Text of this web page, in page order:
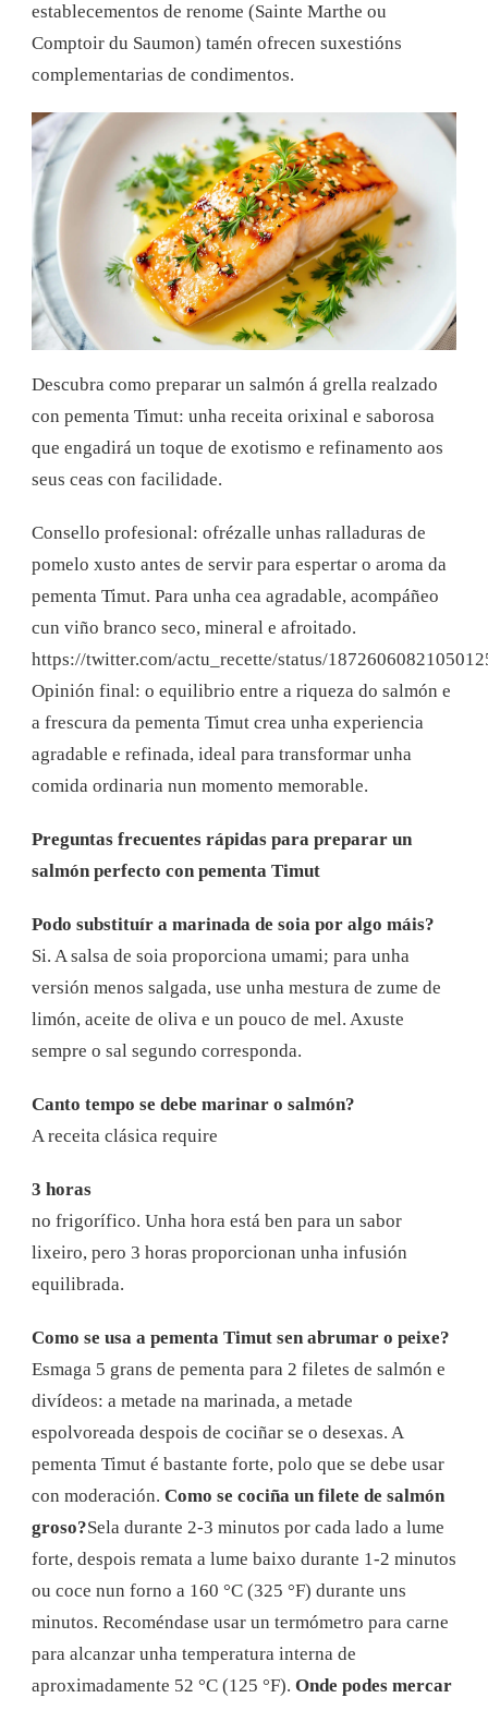
establecementos de renome (Sainte Marthe ou
Comptoir du Saumon) tamén ofrecen suxestións
complementarias de condimentos.
Descubra como preparar un salmón á grella realzado
con pementa Timut: unha receita orixinal e saborosa
que engadirá un toque de exotismo e refinamento aos
seus ceas con facilidade.
Consello profesional: ofrézalle unhas ralladuras de
pomelo xusto antes de servir para espertar o aroma da
pementa Timut. Para unha cea agradable, acompáñeo
cun viño branco seco, mineral e afroitado.
https://twitter.com/actu_recette/status/
Opinión final: o equilibrio entre a riqueza do salmón e
a frescura da pementa Timut crea unha experiencia
agradable e refinada, ideal para transformar unha
comida ordinaria nun momento memorable.
Preguntas frecuentes rápidas para preparar un
salmón perfecto con pementa Timut
Podo substituír a marinada de soia por algo máis?
Si. A salsa de soia proporciona umami; para unha
versión menos salgada, use unha mestura de zume de
limón, aceite de oliva e un pouco de mel. Axuste
sempre o sal segundo corresponda.
Canto tempo se debe marinar o salmón?
A receita clásica require
3 horas
no frigorífico. Unha hora está ben para un sabor
lixeiro, pero 3 horas proporcionan unha infusión
equilibrada.
Como se usa a pementa Timut sen abrumar o peixe?
Esmaga 5 grans de pementa para 2 filetes de salmón e
divídeos: a metade na marinada, a metade
espolvoreada despois de cociñar se o desexas. A
pementa Timut é bastante forte, polo que se debe usar
con moderación. Como se cociña un filete de salmón
groso?Sela durante 2-3 minutos por cada lado a lume
forte, despois remata a lume baixo durante 1-2 minutos
ou coce nun forno a 160 °C (325 °F) durante uns
minutos. Recoméndase usar un termómetro para carne
para alcanzar unha temperatura interna de
aproximadamente 52 °C (125 °F). Onde podes mercar